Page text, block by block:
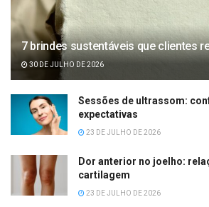
7 brindes sustentáveis que clientes
30 DE JULHO DE 2026
Sessões de ultrassom:
expectativas
23 DE JULHO DE 2026
Dor anterior no joelho:
cartilagem
23 DE JULHO DE 2026